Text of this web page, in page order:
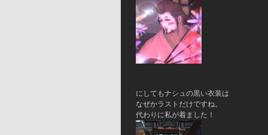
にしてもナシュの黒い衣装は
なぜかラストだけですね。
代わりに私が着ました！